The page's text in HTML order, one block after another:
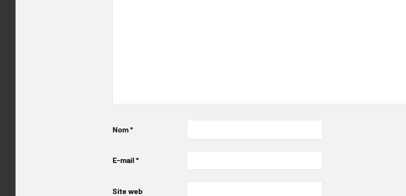
Nom*
E-mail *
Site web